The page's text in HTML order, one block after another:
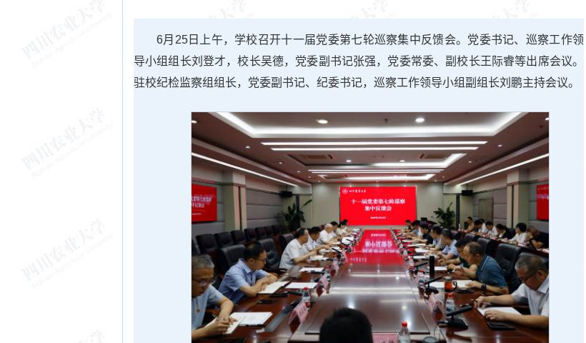
6月25日上午，学校召开十一届党委第七轮巡察集中反馈会。党委书记、巡察工作领
导小组组长刘登才，校长吴德，党委副书记张强，党委常委、副校长王际睿等出席会议。
驻校纪检监察组组长，党委副书记、纪委书记，巡察工作领导小组副组长刘鹏主持会议。